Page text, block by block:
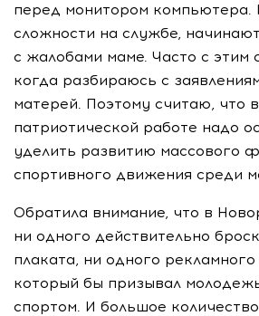
перед монитором компьютера.
сложности на службе,
с жалобами маме. Часто с этим
когда разбираюсь с
матерей. Поэтому считаю, что
патриотической работе надо
уделить развитию массового
спортивного движения среди
Обратила внимание, что в
ни одного действительно
плаката, ни одного
который бы призывал
спортом. И большое